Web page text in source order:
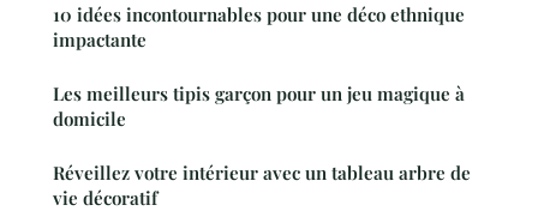
10 idées incontournables pour une déco ethnique
impactante
Les meilleurs tipis garçon pour un jeu magique à
domicile
Réveillez votre intérieur avec un tableau arbre de
vie décoratif